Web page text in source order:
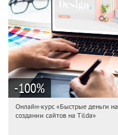
-100%
08:34:38 Получили:
Онлайн-курс «Быстрые деньги на
создании сайтов на Tilda»